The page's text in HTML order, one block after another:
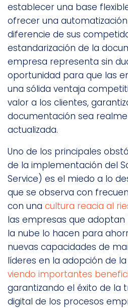
establecer una base
ofrecer una
diferencie de sus
estandarización de la
empresa representa sin
oportunidad para que las
una sólida ventaja
valor a los clientes,
documentación sea
actualizada.
Uno de los principales
de la implementación del
Service) es el miedo a lo
que se observa con
con una cultura reacia al
las empresas que
la nube lo hacen para
nuevas capacidades de
líderes en la adopción de
viendo importantes
garantizando el éxito de la
digital de los procesos